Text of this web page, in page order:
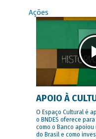
Ações
APOIO À
O Espaço Cultural é
o BNDES oferece
como o Banco
do Brasil e como